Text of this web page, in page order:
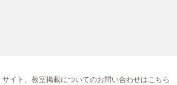
サイト、教室掲載についてのお問い合わせはこちら